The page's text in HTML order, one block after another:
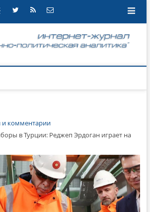
и комментарии
в Турции: Реджеп Эрдоган играет на